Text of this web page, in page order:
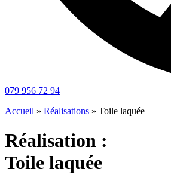
079 956 72 94
Accueil » Réalisations » Toile laquée
Réalisation :
Toile laquée